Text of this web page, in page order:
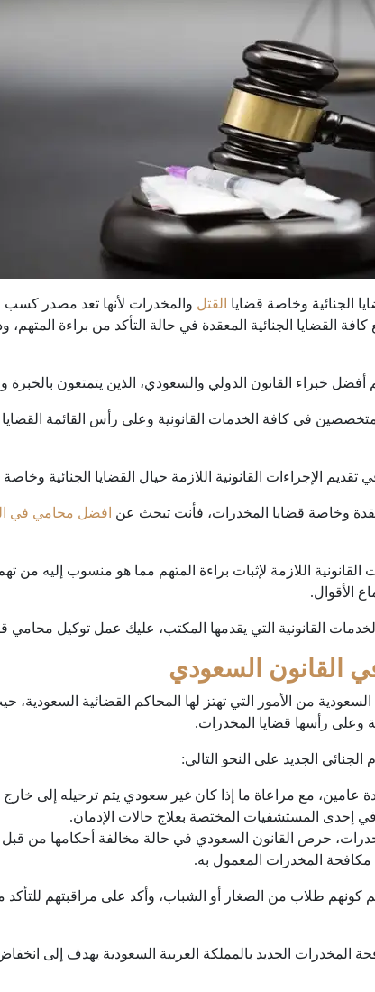
الجنائية وخاصة قضايا القتل والمخدرات لأنها تعد مصدر كسب
القضايا الجنائية المعقدة في حالة التأكد من براءة المتهم،
خبراء القانون الدولي والسعودي، الذين يتمتعون بالخبرة
في كافة الخدمات القانونية وعلى رأس القائمة القضايا
الإجراءات القانونية اللازمة حيال القضايا الجنائية
وخاصة قضايا المخدرات، فأنت تبحث عن افضل محامي في
القانونية اللازمة لإثبات براءة المتهم مما هو منسوب إليه
الأقوال.
القانونية التي يقدمها المكتب، عليك عمل توكيل محامي
القانون السعودي
السعودية من الأمور التي تهتز لها المحاكم القضائية
وعلى رأسها قضايا المخدرات.
الجديد على النحو التالي:
مع مراعاة ما إذا كان غير سعودي يتم ترحيله إلى خارج
إحدى المستشفيات المختصة بعلاج حالات الإدمان.
حرص القانون السعودي في حالة مخالفة أحكامها من
مكافحة المخدرات المعمول به.
كونهم طلاب من الصغار أو الشباب، وأكد على مراقبتهم
المخدرات الجديد بالمملكة العربية السعودية يهدف إلى